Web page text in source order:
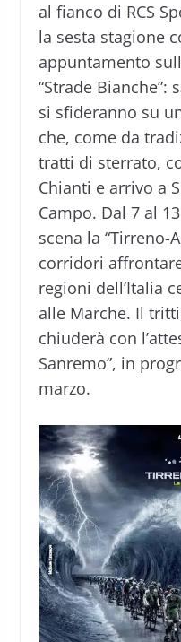
al fianco di RCS
la sesta stagione
appuntamento
“Strade Bianche”:
si sfideranno su
che, come da
tratti di sterrato,
Chianti e arrivo a
Campo. Dal 7 al
scena la “Tirreno-
corridori
regioni dell’Italia
alle Marche. Il
chiuderà con
Sanremo”, in
marzo.